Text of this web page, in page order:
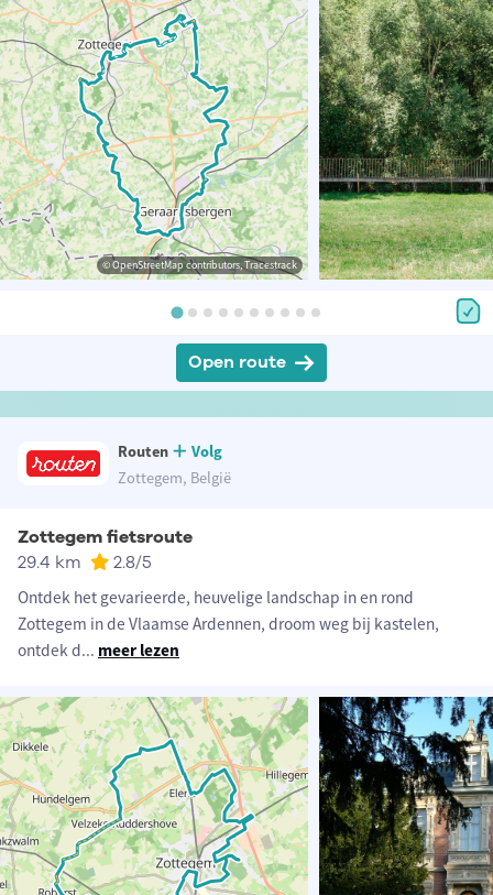
© OpenStreetMap contributors, Tracestrack
Open route
Routen
Volg
Zottegem, België
Zottegem fietsroute
29.4 km 2.8/5
Ontdek het gevarieerde, heuvelige landschap in en rond
Zottegem in de Vlaamse Ardennen, droom weg bij kastelen,
ontdek d... meer lezen